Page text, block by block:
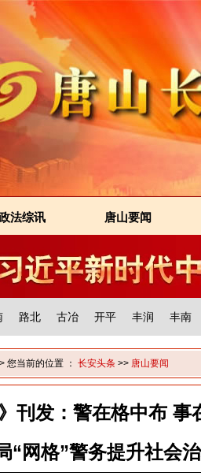
法综讯 唐山要闻
路北 古冶 开平 丰润 丰南
您当前的位置 ： 长安头条 >> 唐山要闻
刊发：警在格中布
“网格”警务提升社会